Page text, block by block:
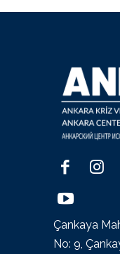
Çankaya
No: 9,